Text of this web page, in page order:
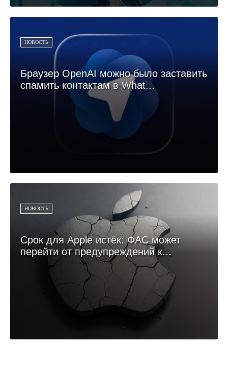
НОВОСТЬ
Браузер OpenAI можно было заставить
спамить контактам в What...
НОВОСТЬ
Срок для Apple истёк: ФАС может
перейти от предупреждений к...